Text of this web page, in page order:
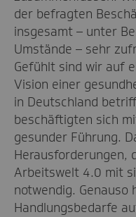
der befragten
insgesamt – unter
Umstände – sehr
Gefühlt sind wir auf
Vision einer
in Deutschland
beschäftigten sich
gesunder Führung.
Herausforderungen,
Arbeitswelt 4.0 mit
notwendig. Genauso
Handlungsbedarfe